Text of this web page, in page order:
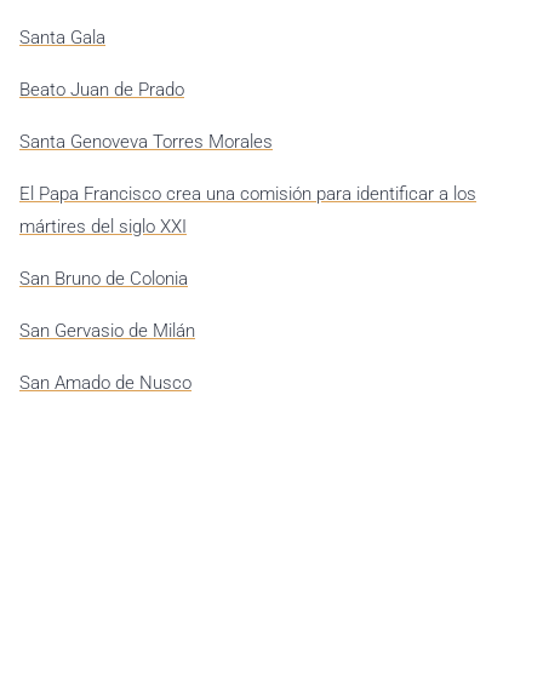
Santa Gala
Beato Juan de Prado
Santa Genoveva Torres Morales
El Papa Francisco crea una comisión para identificar a los
mártires del siglo XXI
San Bruno de Colonia
San Gervasio de Milán
San Amado de Nusco